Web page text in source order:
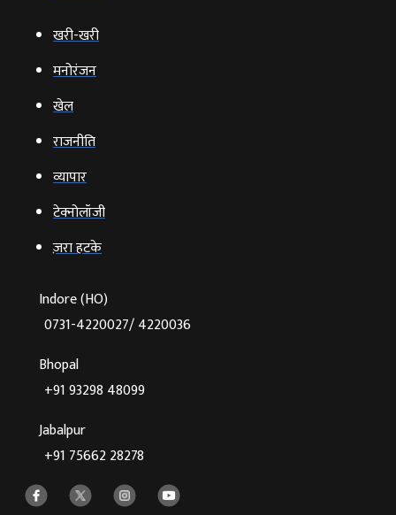
खरी-खरी
मनोरंजन
खेल
राजनीति
व्‍यापार
टेक्‍नोलॉजी
ज़रा हटके
Indore (HO)
0731-4220027/ 4220036
Bhopal
+91 93298 48099
Jabalpur
+91 75662 28278